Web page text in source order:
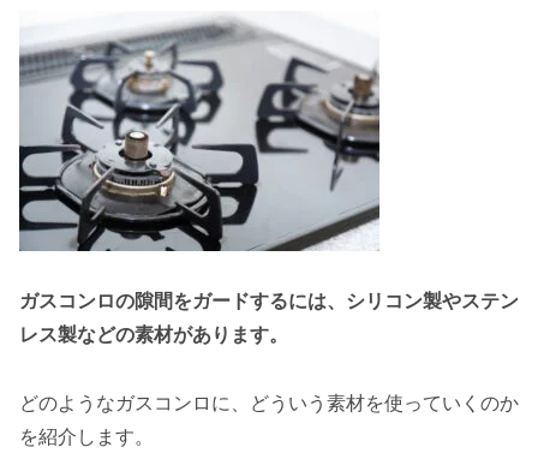
ガスコンロの隙間をガードするには、シリコン製やステン
レス製などの素材があります。
どのようなガスコンロに、どういう素材を使っていくのか
を紹介します。